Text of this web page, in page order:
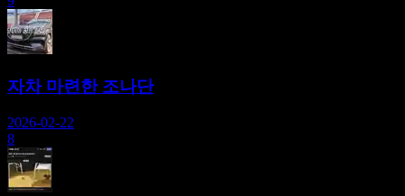
자차 마련한 조나단
2026-02-22
8